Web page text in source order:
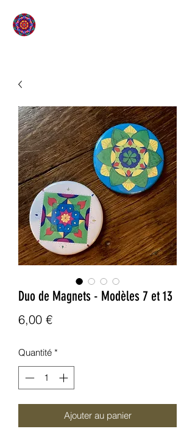
Duo de Magnets - Modèles 7 et 13
6,00 €Prix
Quantité *
Ajouter au panier